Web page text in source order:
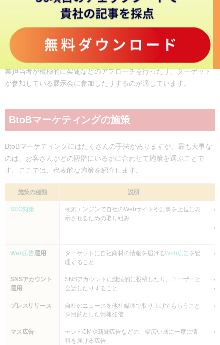
10,000件以上のターゲットがいて、ターゲットが情報収集を積極的
に行わないパターンは、特定領域に強い会社に当てはまることが多
いです。
このパターンでは決裁権を持っている人との接点を持てるよう、営
業担当者が積極的に架電などのアプローチを行ったり、ターゲット
が参加している展示会に参加したりするのが適しています。
BtoBマーケティングの施策
BtoBマーケティングにはたくさんの手法がありますが、最も大事な
のは、お客さんがどの段階にいるかに合わせて施策を選ぶことで
す。ここでは、代表的な施策を紹介します。
施策の種類 説明
SEO対策
検索エンジンで自社のWebサイトや記事を上位に表
示させるための取り組み
Web広告運用 ターゲットに自社商材の情報を届けるWeb広告を管
理すること
SNSアカウント
運用
SNSアカウントに継続的に投稿したり、ユーザーと
会話したりすること
プレスリリース
自社のニュースを他社媒体で取り上げてもらうこと
を目的とした情報発信
マス広告
テレビCMや新聞広告などの、幅広い層に一度に情
報を届ける広告